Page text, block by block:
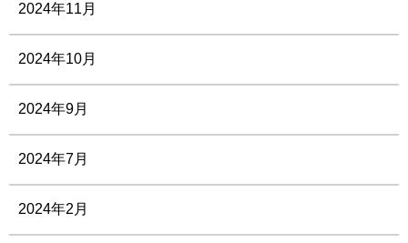
2024年11月
2024年10月
2024年9月
2024年7月
2024年2月